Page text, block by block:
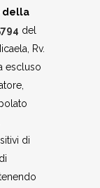
della
del
Rv.
escluso
di